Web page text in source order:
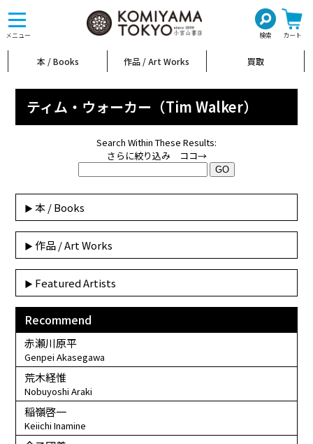
メニュー 検索 カート
toggle
navigation
本 / Books 作品 / Art Works 買取
ティム・ウォーカー（Tim Walker）
Search Within These Results:
さらに絞り込み ココ→
本 / Books
作品 / Art Works
Featured Artists
Recommend
赤瀬川原平
Genpei Akasegawa
荒木経惟
Nobuyoshi Araki
稲嶺啓一
Keiichi Inamine